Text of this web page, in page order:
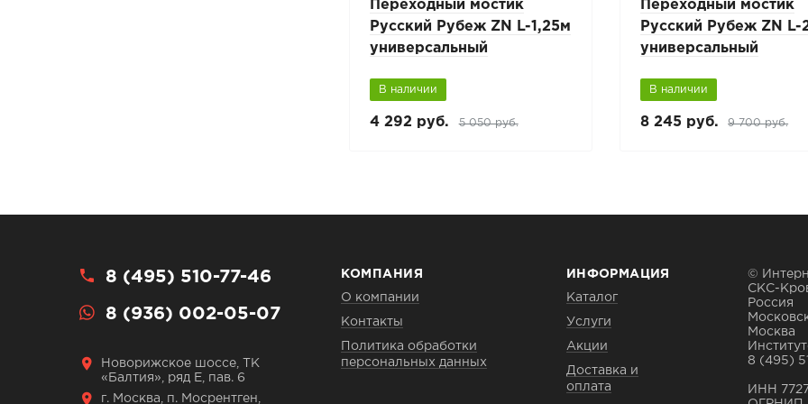
Переходный мостик
Русский Рубеж ZN L-1,25м
универсальный
В наличии
4 292 руб. 5 050 руб.
Переходный мостик
Русский Рубеж ZN L-
универсальный
В наличии
8 245 руб. 9 700 руб.
8 (495) 510-77-46
8 (936) 002-05-07
Новорижское шоссе, ТК
«Балтия», ряд Е, пав. 6
г. Москва, п. Мосрентген,
КОМПАНИЯ
О компании
Контакты
Политика обработки
персональных данных
ИНФОРМАЦИЯ
Каталог
Услуги
Акции
Доставка и
оплата
©
СКС-
Россия
Москва
8 (495)
ИНН